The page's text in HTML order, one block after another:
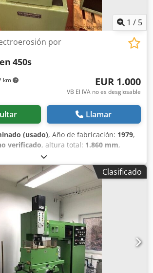
1 / 5
km
por
450s
EUR 1.000
VB El IVA no es desglosable
Llamar
(usado), Año de fabricación: 1979,
verificado, altura total: 1.860 mm,
, longitud total:
vende una máquina usada procedente
un emplazamiento. Cedpfx Aszrfawem
excluyendo cualquier
vicios ocultos. La máquina no ha sido
operativa hasta el final.
Clasificado